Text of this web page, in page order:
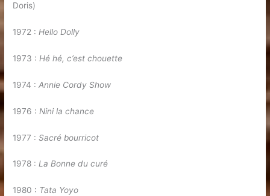
Doris)
1972 : Hello Dolly
1973 : Hé hé, c’est chouette
1974 :Annie Cordy Show
1976 : Nini la chance
1977 :Sacré bourricot
1978 :La Bonne du curé
1980 : Tata Yoyo